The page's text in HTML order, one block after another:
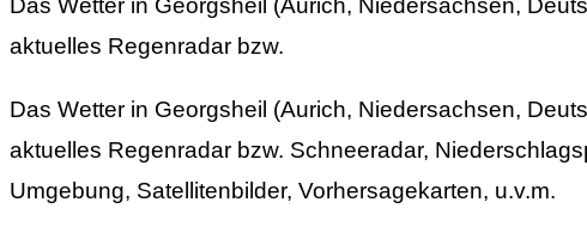
aktuelles Regenradar bzw.
Das Wetter in Georgsheil (Aurich, Niedersachsen,
aktuelles Regenradar bzw. Schneeradar,
Umgebung, Satellitenbilder, Vorhersagekarten, u.v.m.